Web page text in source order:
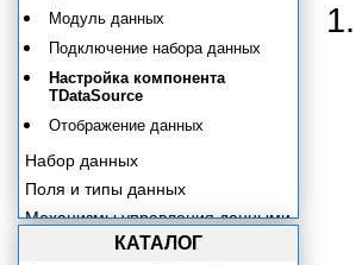
Модуль данных
Подключение набора данных
Настройка компонента
TDataSource
Отображение данных
Набор данных
Поля и типы данных
Механизмы управления данными
Компоненты отображения
КАТАЛОГ